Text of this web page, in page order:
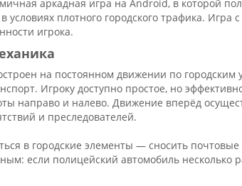
аркадная игра на Android, в которой
плотного городского трафика. Игра
игрока.
на постоянном движении по
Игроку доступно простое, но
направо и налево. Движение вперёд
и преследователей.
в городские элементы — сносить
если полицейский автомобиль несколько